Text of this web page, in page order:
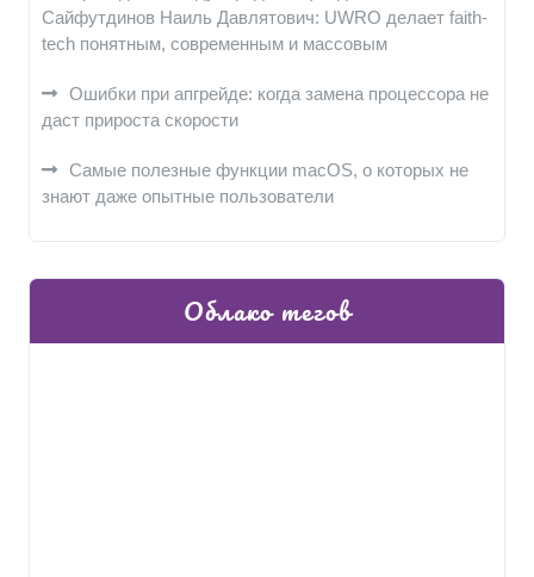
Сайфутдинов Наиль Давлятович: UWRO делает faith-
tech понятным, современным и массовым
Ошибки при апгрейде: когда замена процессора не
даст прироста скорости
Самые полезные функции macOS, о которых не
знают даже опытные пользователи
Облако тегов